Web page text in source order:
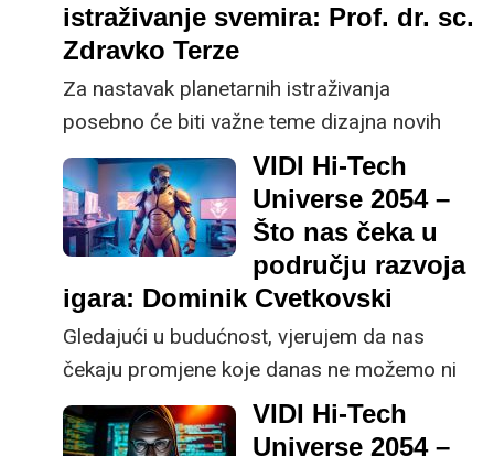
istraživanje svemira: Prof. dr. sc.
Zdravko Terze
Za nastavak planetarnih istraživanja
posebno će biti važne teme dizajna novih
oblika propulzije, kako napredne raketne
propulzije, tako i propulzije u drugim
atmosferskim uvjetima, kaže prof. dr. sc.
Zdravko Terze s Fakulteta strojarstva i
brodogradnje, sa Zavoda za zrakoplovno
inženjerstvo.
VIDI Hi-Tech
Universe 2054 –
Što nas čeka u
području razvoja
igara: Dominik Cvetkovski
Gledajući u budućnost, vjerujem da nas
čekaju promjene koje danas ne možemo ni
zamisliti, no realno je očekivati kombinaciju
VR-a, pametnih telefona, realistične grafike,
VIDI Hi-Tech
Universe 2054 –